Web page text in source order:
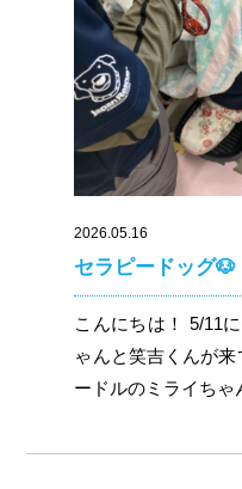
2026.05.16
セラピードッグ🐶
こんにちは！ 5/11
ゃんと笑吉くんが
ードルのミライちゃ